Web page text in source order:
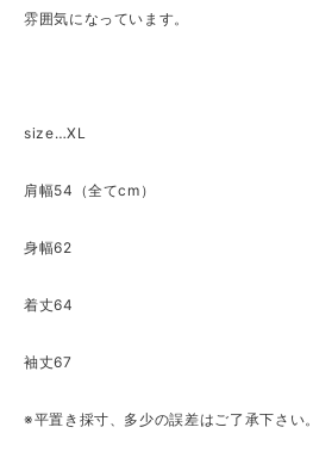
雰囲気になっています。
size…XL
肩幅54（全てcm）
身幅62
着丈64
袖丈67
※平置き採寸、多少の誤差はご了承下さい。